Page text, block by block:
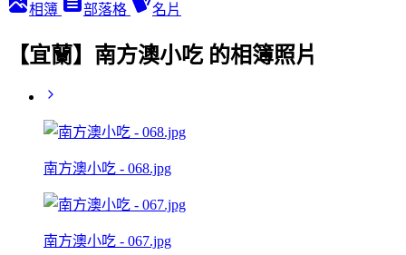
相簿 部落格 名片
【宜蘭】南方澳小吃 的相簿照片
南方澳小吃 - 068.jpg
南方澳小吃 - 067.jpg